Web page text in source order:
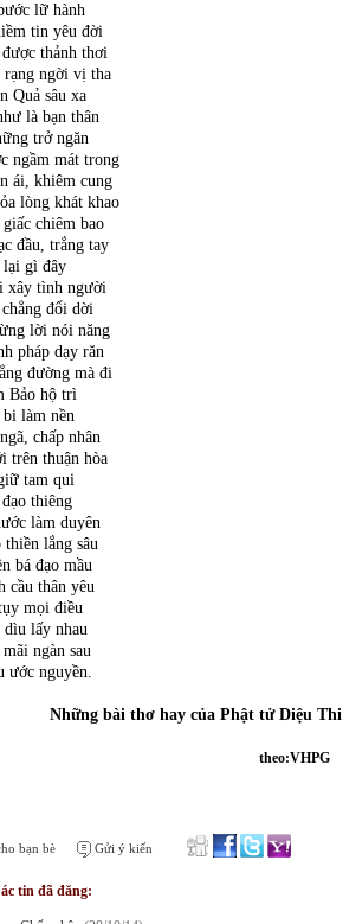
lữ hành
tin yêu đời
thảnh thơi
rạng ngời vị tha
sâu xa
là bạn thân
trở ngăn
ngầm mát trong
khiêm cung
lòng khát khao
chiêm bao
đầu, trắng tay
gì đây
xây tình người
đổi dời
lời nói năng
dạy răn
đường mà đi
hộ trì
làm nền
chấp nhân
trên thuận hòa
tam qui
vì đạo thiêng
làm duyên
lắng sâu
đạo mầu
cầu thân yêu
mọi điều
lấy nhau
ngàn sau
ước nguyền.
Những bài thơ hay của Phật tử Diệu Thi
theo:VHPG
bạn bè Gửi ý kiến
tin đã đăng: